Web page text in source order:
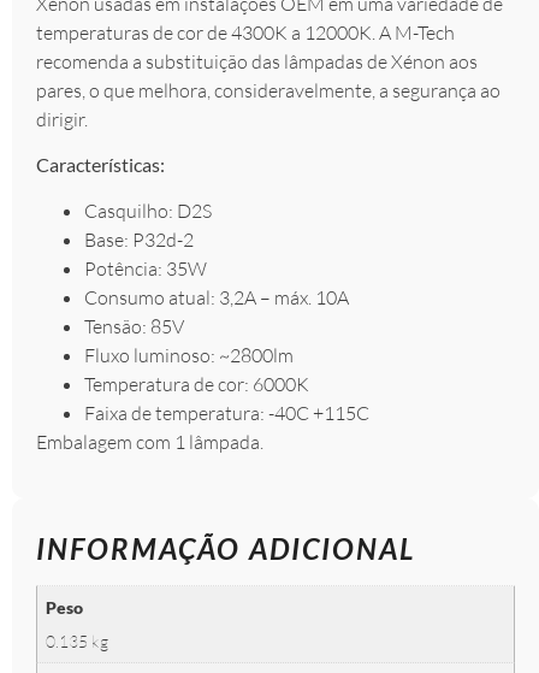
temperaturas de cor de 4300K ​​a 12000K. A M-Tech
recomenda a substituição das lâmpadas de Xénon aos
pares, o que melhora, consideravelmente, a segurança ao
dirigir.
Características:
Casquilho: D2S
Base: P32d-2
Potência: 35W
Consumo atual: 3,2A – máx. 10A
Tensão: 85V
Fluxo luminoso: ~2800lm
Temperatura de cor: 6000K
Faixa de temperatura: -40C +115C
Embalagem com 1 lâmpada.
INFORMAÇÃO ADICIONAL
Peso
0.135 kg